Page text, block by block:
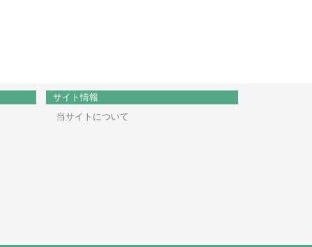
サイト情報
当サイトについて